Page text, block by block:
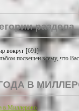
раздела
вокруг [691]
посвещен всему, что
В
в Миллерово